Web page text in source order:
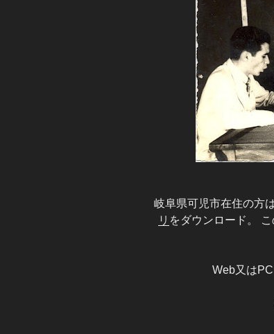
岐阜県可児市在住の方
リ をダウンロード。
Web又は